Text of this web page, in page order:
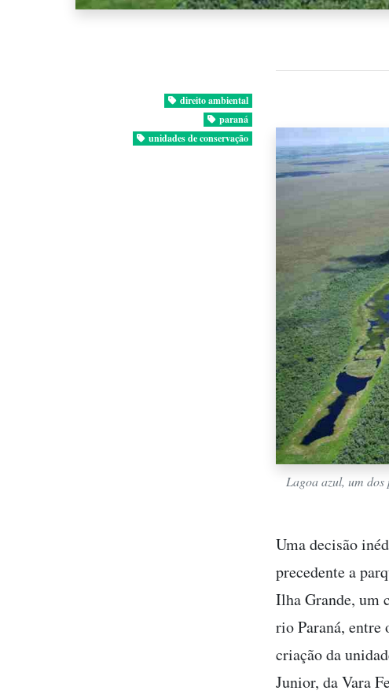
direito ambiental
paraná
unidades de conservação
Lagoa azul, um
Uma decisão
precedente a
Ilha Grande, um
rio Paraná, entre
criação da
Junior, da Vara